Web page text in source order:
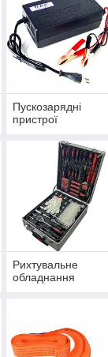
Пускозарядні
пристрої
Рихтувальне
обладнання